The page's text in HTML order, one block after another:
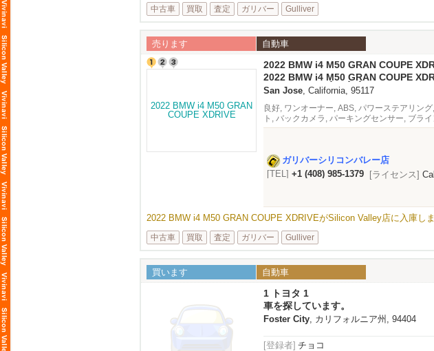
中古車 買取 査定 ガリバー Gulliver
売ります 自動車
2022 BMW i4 M50 GRAN COUPE
2022 BMW i4 M50 GRAN COUPE
Silicon Valley店に入庫しました。
San Jose, California, 95117
良好, ワンオーナー, ABS, パワーステアリン
ト, バックカメラ, パーキングセンサー, ブラ
ガリバーシリコンバレー店
[TEL] +1 (408) 985-1379 [ライセンス]
2022 BMW i4 M50 GRAN COUPE XDRIVEがSilicon Valley店に入庫しま
中古車 買取 査定 ガリバー Gulliver
買います 自動車
1 トヨタ 1
車を探しています。
Foster City, カリフォルニア州, 94404
[登録者] チョコ